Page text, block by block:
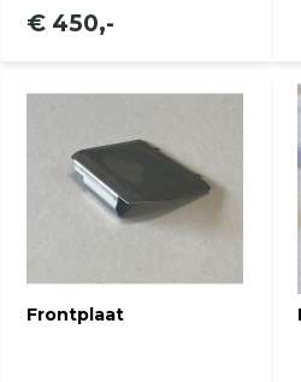
€ 450,-
Frontplaat